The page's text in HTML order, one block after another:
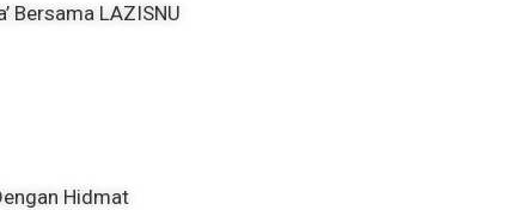
Bersama LAZISNU
Hidmat